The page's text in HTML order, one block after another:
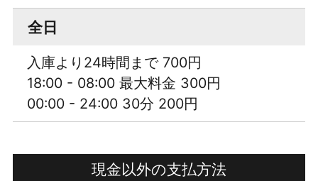
全日
入庫より24時間まで 700円
18:00 - 08:00 最大料金 300円
00:00 - 24:00 30分 200円
現金以外の支払方法